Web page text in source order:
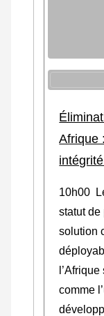
Afrique
10h00
statut
solution
comme